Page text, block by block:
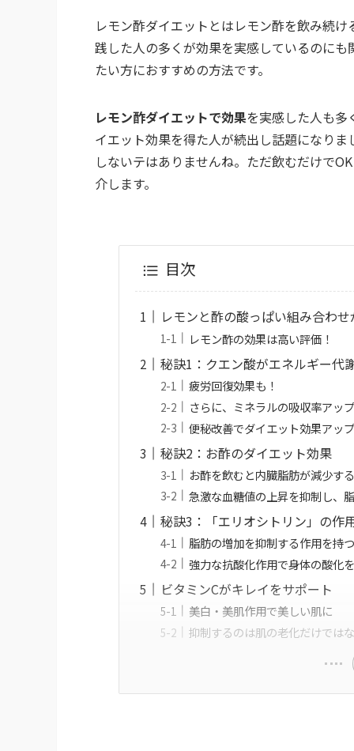
レモン酢ダイエットとはレモン酢を飲み続
践した人の多くが効果を実感しているのに
たい方におすすめの方法です。
レモン酢ダイエットで効果を実感した人も多
イエット効果を得た人が続出し話題になり
しないテはありませんね。ただ飲むだけで
介します。
目次
レモンと酢の酸っぱい組み合わ
レモン酢の効果は高い評価！
秘訣1：クエン酸がエネルギー代
疲労回復効果も！
さらに、ミネラルの吸収率アッ
便秘改善でダイエット効果アッ
秘訣2：お酢のダイエット効果
お酢を飲むと内臓脂肪が減少す
急激な血糖値の上昇を抑制し、
秘訣3：「エリオシトリン」の作
脂肪の増加を抑制する作用を持
強力な抗酸化作用で身体の酸化
ビタミンCがキレイをサポート
美白・美肌作用で美しい肌に
抑制するのは肌の老化だけでは